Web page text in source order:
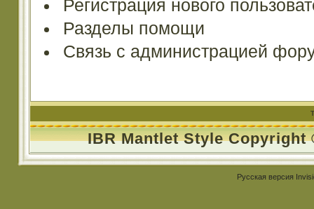
Регистрация нового
Разделы помощи
Связь с администрацией
IBR Mantlet Style Copyright
Русская версия